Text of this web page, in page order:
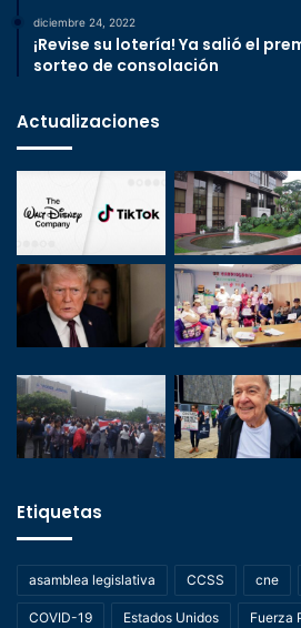
diciembre 24, 2022
¡Revise su lotería! Ya salió el
sorteo de consolación
Actualizaciones
Etiquetas
asamblea legislativa CCSS cne
COVID-19 Estados Unidos Fuerza